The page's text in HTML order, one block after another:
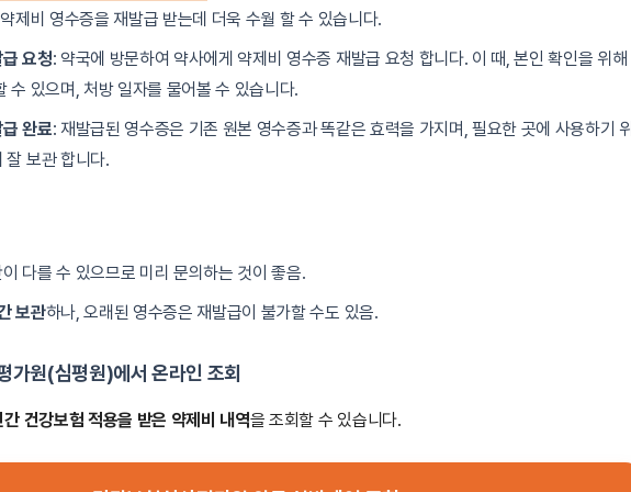
제비 영수증을 재발급 받는데 더욱 수월 할 수 있습니다.
요청: 약국에 방문하여 약사에게 약제비 영수증 재발급 요청 합니다. 이 때, 본인 확인을 위해
수 있으며, 처방 일자를 물어볼 수 있습니다.
완료: 재발급된 영수증은 기존 원본 영수증과 똑같은 효력을 가지며, 필요한 곳에 사용하기 위
잘 보관 합니다.
다를 수 있으므로 미리 문의하는 것이 좋음.
보관하나, 오래된 영수증은 재발급이 불가할 수도 있음.
원(심평원)에서 온라인 조회
건강보험 적용을 받은 약제비 내역을 조회할 수 있습니다.